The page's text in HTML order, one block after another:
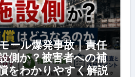
ール爆発事故｜責任
側か？被害者への補
をわかりやすく解説